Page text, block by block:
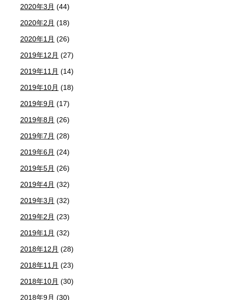
2020年3月 (44)
2020年2月 (18)
2020年1月 (26)
2019年12月 (27)
2019年11月 (14)
2019年10月 (18)
2019年9月 (17)
2019年8月 (26)
2019年7月 (28)
2019年6月 (24)
2019年5月 (26)
2019年4月 (32)
2019年3月 (32)
2019年2月 (23)
2019年1月 (32)
2018年12月 (28)
2018年11月 (23)
2018年10月 (30)
2018年9月 (30)